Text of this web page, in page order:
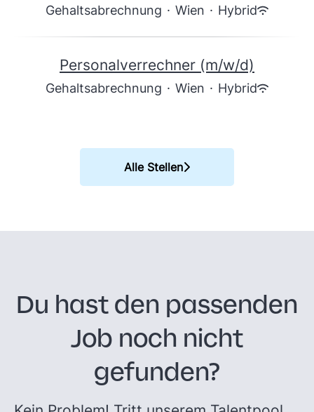
Gehaltsabrechnung · Wien · Hybrid
Personalverrechner (m/w/d)
Gehaltsabrechnung · Wien · Hybrid
Alle Stellen
Du hast den passenden
Job noch nicht
gefunden?